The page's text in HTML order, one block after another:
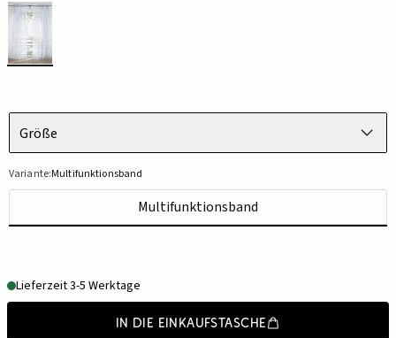
Größe
Variante:Multifunktionsband
Multifunktionsband
Lieferzeit 3-5 Werktage
In die Einkaufstasche